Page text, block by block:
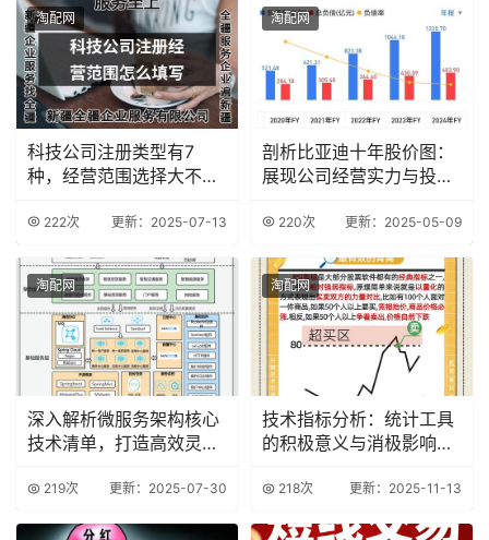
淘配网
科技公司注册类型有7
种，经营范围选择大不
222次 更新：2025-07-13
淘配网
剖析比亚迪十年股价图：
展现公司经营实力与投资
220次 更新：2025-05-09
淘配网
深入解析微服务架构核心
技术清单，打造高效灵活
219次 更新：2025-07-30
淘配网
技术指标分析：统计工具
的积极意义与消极影响，
218次 更新：2025-11-13